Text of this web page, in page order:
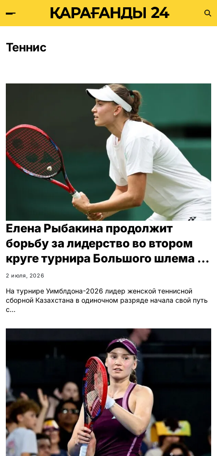
Теннис
Елена Рыбакина продолжит
борьбу за лидерство во втором
круге турнира Большого шлема в
Лондоне
2 июля, 2026
На турнире Уимблдона-2026 лидер женской теннисной
сборной Казахстана в одиночном разряде начала свой путь
с…